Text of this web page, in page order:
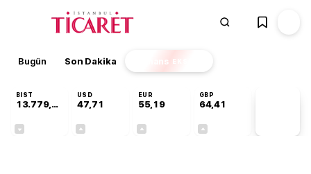
Bugün Son Dakika Finans EKSTRA
BIST
13.779,39
USD
47,71
EUR
55,19
GBP
64,41